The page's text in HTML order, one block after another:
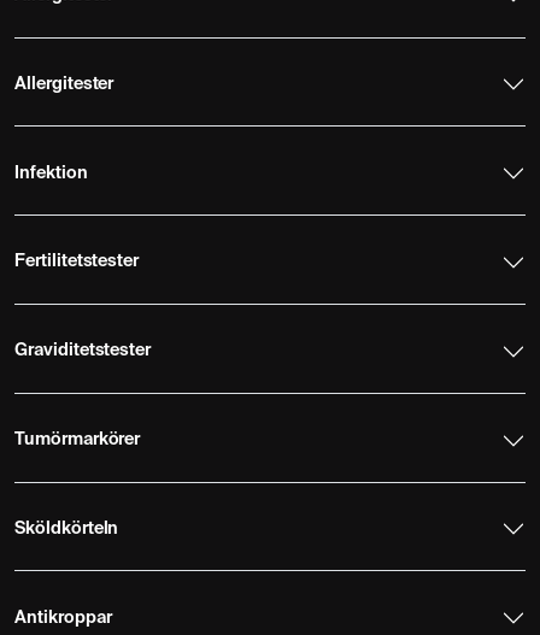
Allergitester
Infektion
Fertilitetstester
Graviditetstester
Tumörmarkörer
Sköldkörteln
Antikroppar